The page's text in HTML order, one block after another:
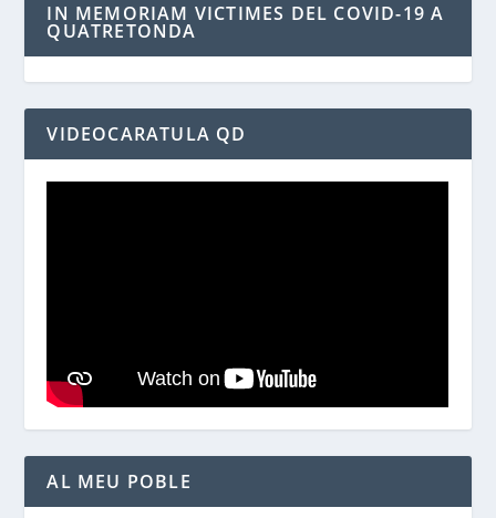
IN MEMORIAM VICTIMES DEL COVID-19 A
QUATRETONDA
VIDEOCARATULA QD
AL MEU POBLE